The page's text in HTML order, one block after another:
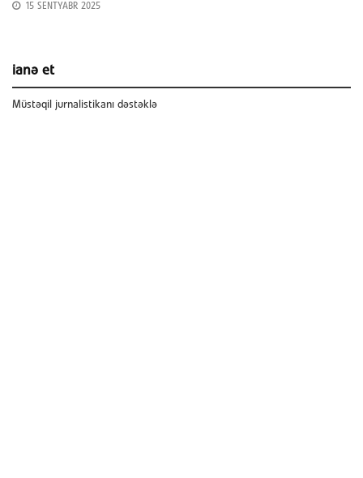
15 SENTYABR 2025
ianə et
Müstəqil jurnalistikanı dəstəklə